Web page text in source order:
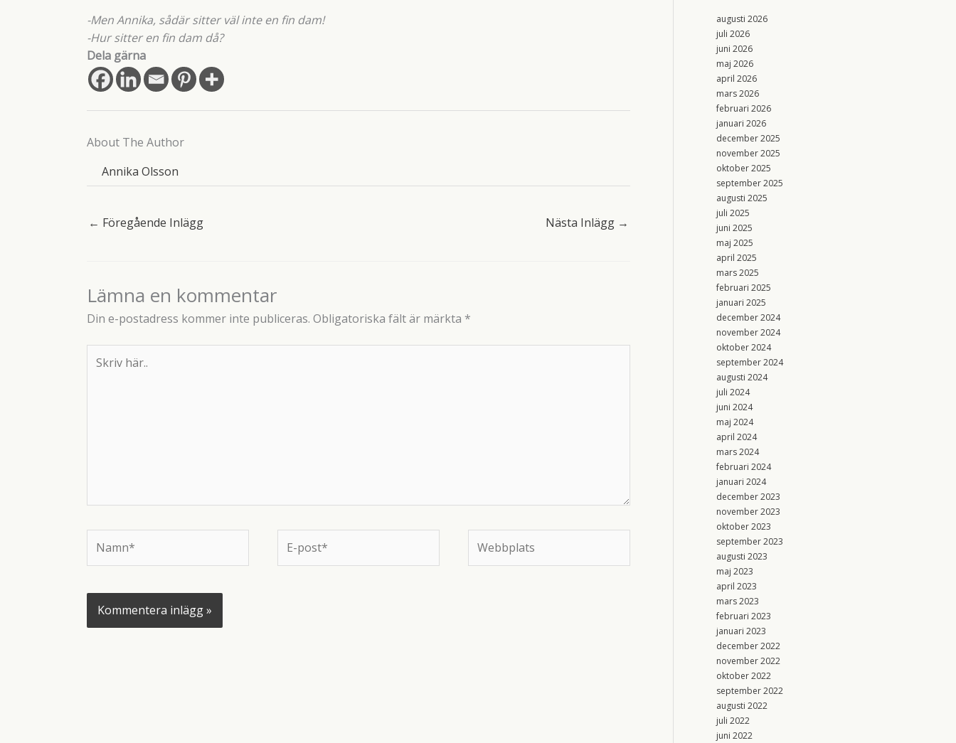
-Men Annika, sådär sitter väl inte en fin dam!
-Hur sitter en fin dam då?
Dela gärna
About The Author
Annika Olsson
← Föregående Inlägg Nästa Inlägg →
Lämna en kommentar
Din e-postadress kommer inte publiceras. Obligatoriska fält är märkta *
här..
post*
k
a
augusti 2026
juli 2026
juni 2026
maj 2026
april 2026
mars 2026
februari 2026
januari 2026
december 2025
november 2025
oktober 2025
september 2025
augusti 2025
juli 2025
juni 2025
maj 2025
april 2025
mars 2025
februari 2025
januari 2025
december 2024
november 2024
oktober 2024
september 2024
augusti 2024
juli 2024
juni 2024
maj 2024
april 2024
mars 2024
februari 2024
januari 2024
december 2023
november 2023
oktober 2023
september 2023
augusti 2023
maj 2023
april 2023
mars 2023
februari 2023
januari 2023
december 2022
november 2022
oktober 2022
september 2022
augusti 2022
juli 2022
juni 2022